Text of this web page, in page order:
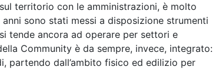
territorio con le amministrazioni, è molto
sono stati messi a disposizione strumenti
tende ancora ad operare per settori e
Community è da sempre, invece, integrato:
partendo dall’ambito fisico ed edilizio per